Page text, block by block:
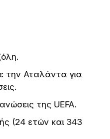
την Αταλάντα για
της UEFA.
(24 ετών και 343